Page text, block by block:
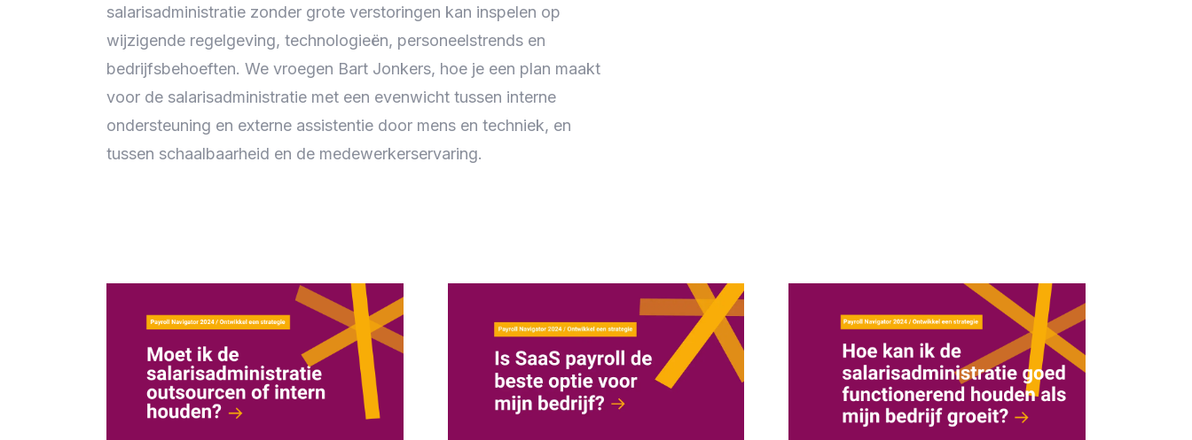
salarisadministratie zonder grote verstoringen kan inspelen op
wijzigende regelgeving, technologieën, personeelstrends en
bedrijfsbehoeften. We vroegen Bart Jonkers, hoe je een plan maakt
voor de salarisadministratie met een evenwicht tussen interne
ondersteuning en externe assistentie door mens en techniek, en
tussen schaalbaarheid en de medewerkerservaring.